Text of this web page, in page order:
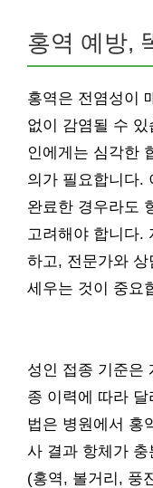
홍역 예방,
홍역은 전염성이
없이 감염될 수
인에게는 심각한
의가 필요합니다.
완료한 경우라도
고려해야 합니다.
하고, 전문가와
세우는 것이 중요
성인 접종 기준은
종 이력에 따라
법은 병원에서 홍
사 결과 항체가 충
(홍역, 볼거리, 풍